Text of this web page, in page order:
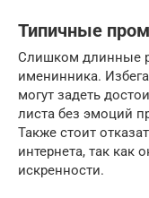
Типичные
Слишком длинные
именинника.
могут задеть
листа без эмоций
Также стоит
интернета, так как
искренности.